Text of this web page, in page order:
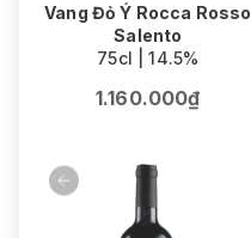
Vang Đỏ Ý Rocca Rosso
Salento
75cl | 14.5%
1.160.000₫